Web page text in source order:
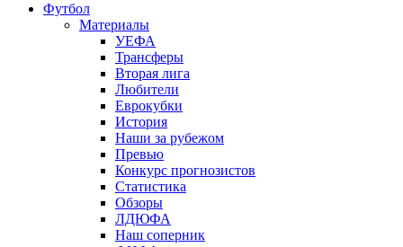
Футбол
Материалы
УЕФА
Трансферы
Вторая лига
Любители
Еврокубки
История
Наши за рубежом
Превью
Конкурс прогнозистов
Статистика
Обзоры
ЛДЮФА
Наш соперник